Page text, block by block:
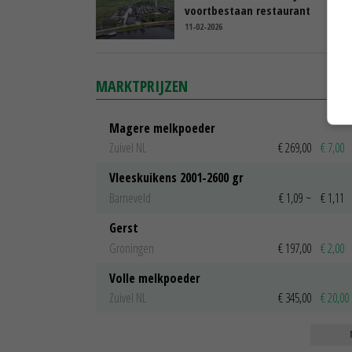
voortbestaan restaurant
11-02-2026
MARKTPRIJZEN
Magere melkpoeder
Zuivel NL
€ 269,00 € 7,00
Vleeskuikens 2001-2600 gr
Barneveld
€ 1,09 ~ € 1,11
Gerst
Groningen
€ 197,00 € 2,00
Volle melkpoeder
Zuivel NL
€ 345,00 € 20,00